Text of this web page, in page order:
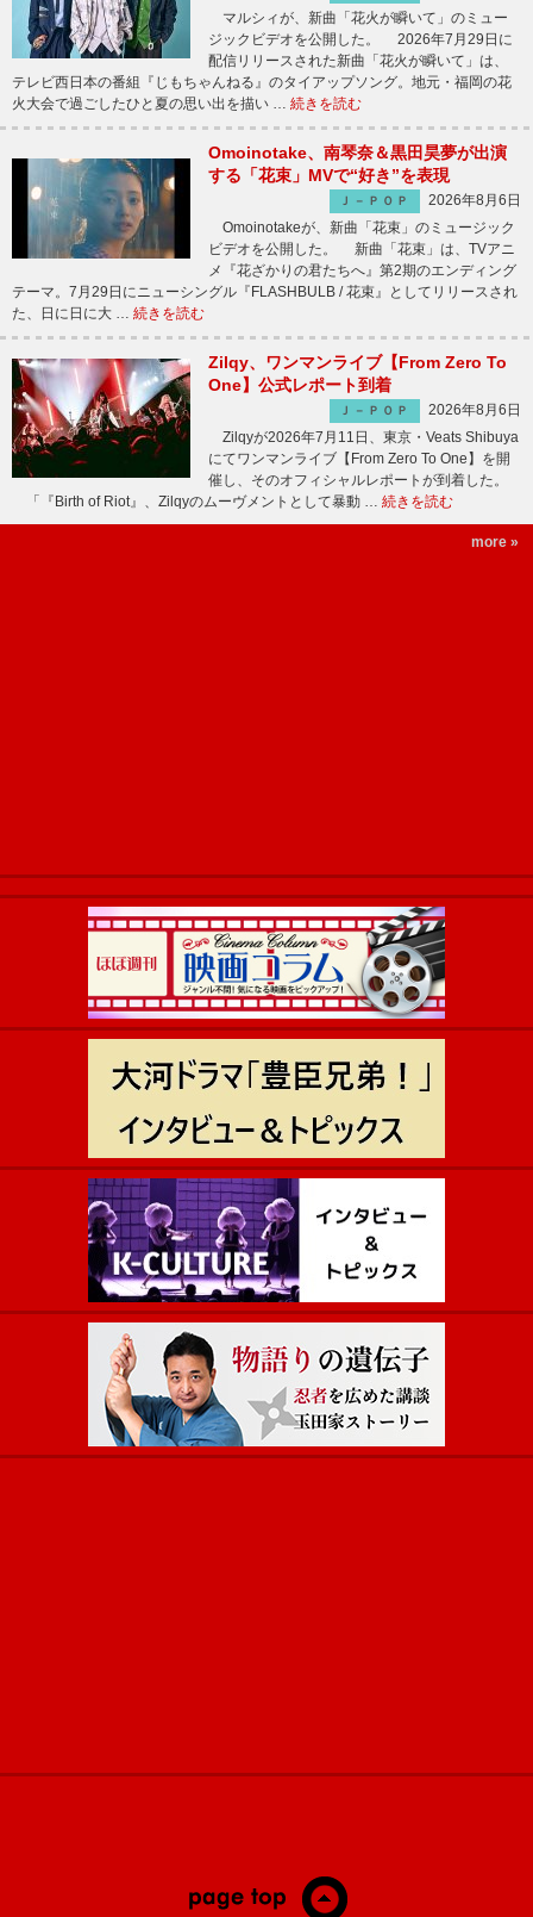
マルシィが、新曲「花火が瞬いて」のミュー
ジックビデオを公開した。 2026年7月29日に
配信リリースされた新曲「花火が瞬いて」は、
テレビ西日本の番組『じもちゃんねる』のタイアップソング。地元・福岡の花
火大会で過ごしたひと夏の思い出を描い … 続きを読む
Omoinotake、南琴奈＆黒田昊夢が出演
する「花束」MVで“好き”を表現
Ｊ－ＰＯＰ
2026年8月6日
Omoinotakeが、新曲「花束」のミュージック
ビデオを公開した。 新曲「花束」は、TVアニ
メ『花ざかりの君たちへ』第2期のエンディング
テーマ。7月29日にニューシングル『FLASHBULB / 花束』としてリリースされ
た、日に日に大 … 続きを読む
Zilqy、ワンマンライブ【From Zero To
One】公式レポート到着
Ｊ－ＰＯＰ
2026年8月6日
Zilqyが2026年7月11日、東京・Veats Shibuya
にてワンマンライブ【From Zero To One】を開
催し、そのオフィシャルレポートが到着した。
「『Birth of Riot』、Zilqyのムーヴメントとして暴動 … 続きを読む
more »